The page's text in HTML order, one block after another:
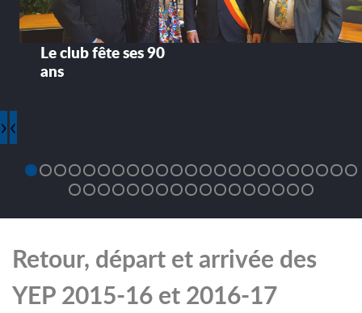
Le club fête ses 90
ans
›‹
Retour, départ et arrivée des
YEP 2015-16 et 2016-17